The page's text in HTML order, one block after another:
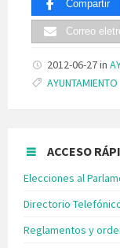
Compartir
Correo
2012-06-27in
Tags:
AYUNTAMIENTO
ACCESO
Elecciones al
Directorio
Reglamentos y